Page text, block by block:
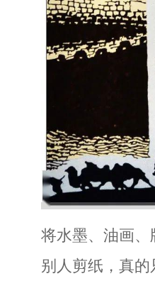
将水墨、油画、
别人剪纸，真的